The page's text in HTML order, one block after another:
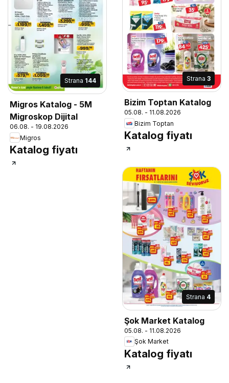
Strana 144
Migros Katalog - 5M
Migroskop Dijital
06.08. - 19.08.2026
Migros
Katalog fiyatı
Strana 3
Bizim Toptan Katalog
05.08. - 11.08.2026
Bizim Toptan
Katalog fiyatı
Strana 4
Şok Market Katalog
05.08. - 11.08.2026
Şok Market
Katalog fiyatı